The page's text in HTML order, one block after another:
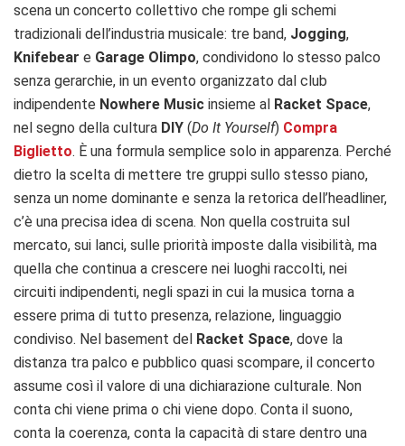
scena un concerto collettivo che rompe gli schemi
tradizionali dell’industria musicale: tre band, Jogging,
Knifebear e Garage Olimpo, condividono lo stesso palco
senza gerarchie, in un evento organizzato dal club
indipendente Nowhere Music insieme al Racket Space,
nel segno della cultura DIY (Do It Yourself) Compra
Biglietto. È una formula semplice solo in apparenza. Perché
dietro la scelta di mettere tre gruppi sullo stesso piano,
senza un nome dominante e senza la retorica dell’headliner,
c’è una precisa idea di scena. Non quella costruita sul
mercato, sui lanci, sulle priorità imposte dalla visibilità, ma
quella che continua a crescere nei luoghi raccolti, nei
circuiti indipendenti, negli spazi in cui la musica torna a
essere prima di tutto presenza, relazione, linguaggio
condiviso. Nel basement del Racket Space, dove la
distanza tra palco e pubblico quasi scompare, il concerto
assume così il valore di una dichiarazione culturale. Non
conta chi viene prima o chi viene dopo. Conta il suono,
conta la coerenza, conta la capacità di stare dentro una